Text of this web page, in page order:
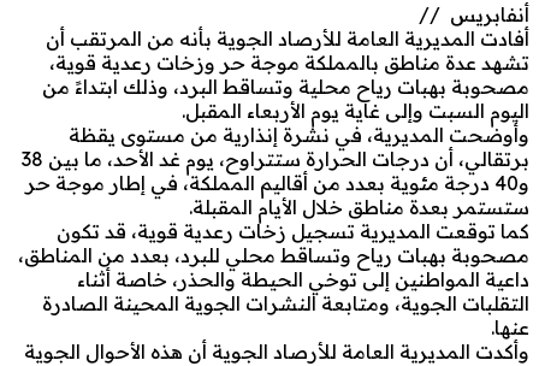
أنفابريس //
أفادت المديرية العامة للأرصاد الجوية بأنه من المرتقب أن
تشهد عدة مناطق بالمملكة موجة حر وزخات رعدية قوية،
مصحوبة بهبات رياح محلية وتساقط البرد، وذلك ابتداءً من
اليوم السبت وإلى غاية يوم الأربعاء المقبل.
وأوضحت المديرية، في نشرة إنذارية من مستوى يقظة
برتقالي، أن درجات الحرارة ستتراوح، يوم غد الأحد، ما بين 38
و40 درجة مئوية بعدد من أقاليم المملكة، في إطار موجة حر
ستستمر بعدة مناطق خلال الأيام المقبلة.
كما توقعت المديرية تسجيل زخات رعدية قوية، قد تكون
مصحوبة بهبات رياح وتساقط محلي للبرد، بعدد من المناطق،
داعية المواطنين إلى توخي الحيطة والحذر، خاصة أثناء
التقلبات الجوية، ومتابعة النشرات الجوية المحينة الصادرة
عنها.
وأكدت المديرية العامة للأرصاد الجوية أن هذه الأحوال الجوية